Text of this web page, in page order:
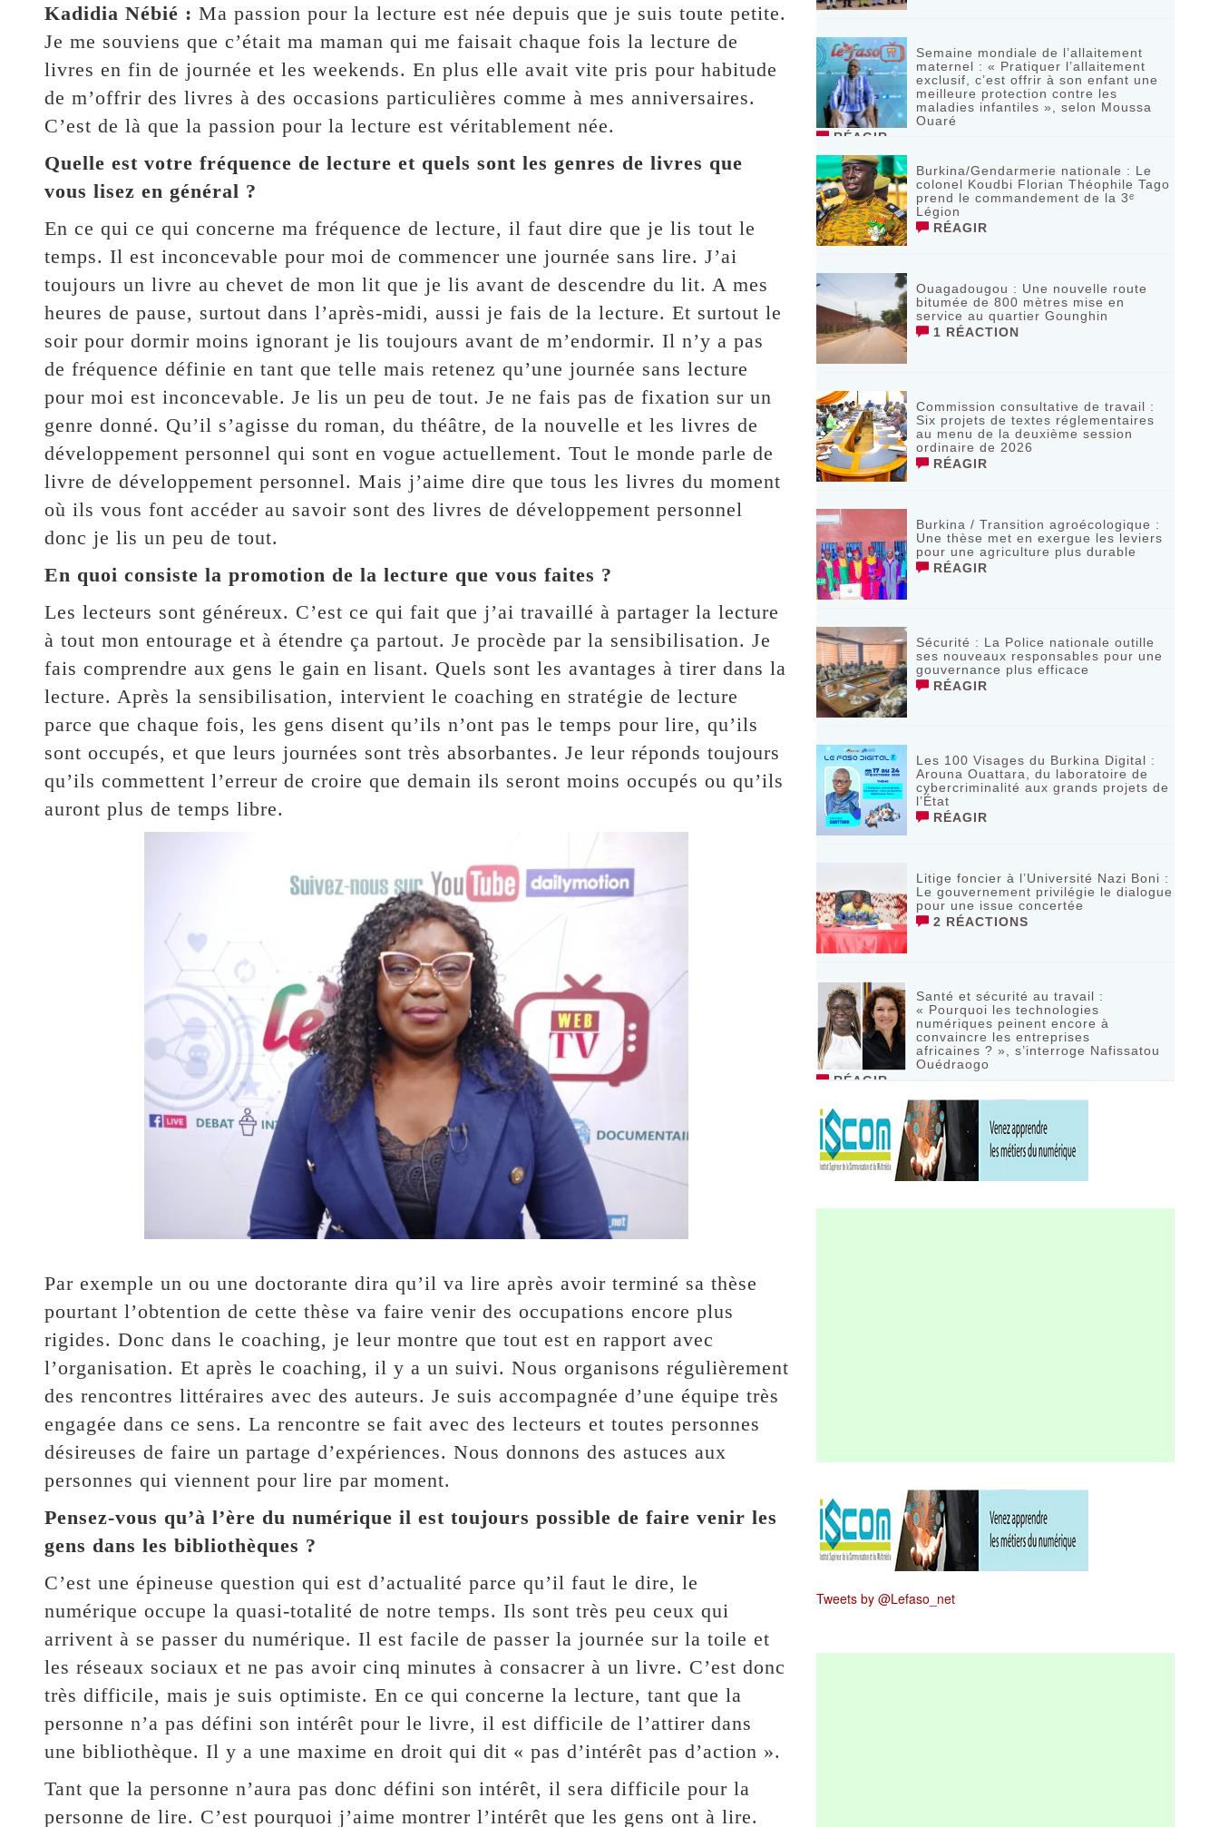
Kadidia Nébié : Ma passion pour la lecture est née depuis que je suis toute petite.
Je me souviens que c’était ma maman qui me faisait chaque fois la lecture de
livres en fin de journée et les weekends. En plus elle avait vite pris pour habitude
de m’offrir des livres à des occasions particulières comme à mes anniversaires.
C’est de là que la passion pour la lecture est véritablement née.
Quelle est votre fréquence de lecture et quels sont les genres de livres que
vous lisez en général ?
En ce qui ce qui concerne ma fréquence de lecture, il faut dire que je lis tout le
temps. Il est inconcevable pour moi de commencer une journée sans lire. J’ai
toujours un livre au chevet de mon lit que je lis avant de descendre du lit. A mes
heures de pause, surtout dans l’après-midi, aussi je fais de la lecture. Et surtout le
soir pour dormir moins ignorant je lis toujours avant de m’endormir. Il n’y a pas
de fréquence définie en tant que telle mais retenez qu’une journée sans lecture
pour moi est inconcevable. Je lis un peu de tout. Je ne fais pas de fixation sur un
genre donné. Qu’il s’agisse du roman, du théâtre, de la nouvelle et les livres de
développement personnel qui sont en vogue actuellement. Tout le monde parle de
livre de développement personnel. Mais j’aime dire que tous les livres du moment
où ils vous font accéder au savoir sont des livres de développement personnel
donc je lis un peu de tout.
En quoi consiste la promotion de la lecture que vous faites ?
Les lecteurs sont généreux. C’est ce qui fait que j’ai travaillé à partager la lecture
à tout mon entourage et à étendre ça partout. Je procède par la sensibilisation. Je
fais comprendre aux gens le gain en lisant. Quels sont les avantages à tirer dans la
lecture. Après la sensibilisation, intervient le coaching en stratégie de lecture
parce que chaque fois, les gens disent qu’ils n’ont pas le temps pour lire, qu’ils
sont occupés, et que leurs journées sont très absorbantes. Je leur réponds toujours
qu’ils commettent l’erreur de croire que demain ils seront moins occupés ou qu’ils
auront plus de temps libre.
Par exemple un ou une doctorante dira qu’il va lire après avoir terminé sa thèse
pourtant l’obtention de cette thèse va faire venir des occupations encore plus
rigides. Donc dans le coaching, je leur montre que tout est en rapport avec
l’organisation. Et après le coaching, il y a un suivi. Nous organisons régulièrement
des rencontres littéraires avec des auteurs. Je suis accompagnée d’une équipe très
engagée dans ce sens. La rencontre se fait avec des lecteurs et toutes personnes
désireuses de faire un partage d’expériences. Nous donnons des astuces aux
personnes qui viennent pour lire par moment.
Pensez-vous qu’à l’ère du numérique il est toujours possible de faire venir les
gens dans les bibliothèques ?
C’est une épineuse question qui est d’actualité parce qu’il faut le dire, le
numérique occupe la quasi-totalité de notre temps. Ils sont très peu ceux qui
arrivent à se passer du numérique. Il est facile de passer la journée sur la toile et
les réseaux sociaux et ne pas avoir cinq minutes à consacrer à un livre. C’est donc
très difficile, mais je suis optimiste. En ce qui concerne la lecture, tant que la
personne n’a pas défini son intérêt pour le livre, il est difficile de l’attirer dans
une bibliothèque. Il y a une maxime en droit qui dit « pas d’intérêt pas d’action ».
Tant que la personne n’aura pas donc défini son intérêt, il sera difficile pour la
personne de lire. C’est pourquoi j’aime montrer l’intérêt que les gens ont à lire.
Semaine mondiale de l’allaitement
maternel : « Pratiquer l’allaitement
exclusif, c’est offrir à son enfant une
meilleure protection contre les
maladies infantiles », selon Moussa
Ouaré
RÉAGIR
Burkina/Gendarmerie nationale : Le
colonel Koudbi Florian Théophile Tago
prend le commandement de la 3ᵉ
Légion
RÉAGIR
Ouagadougou : Une nouvelle route
bitumée de 800 mètres mise en
service au quartier Gounghin
1 RÉACTION
Commission consultative de travail :
Six projets de textes réglementaires
au menu de la deuxième session
ordinaire de 2026
RÉAGIR
Burkina / Transition agroécologique :
Une thèse met en exergue les leviers
pour une agriculture plus durable
RÉAGIR
Sécurité : La Police nationale outille
ses nouveaux responsables pour une
gouvernance plus efficace
RÉAGIR
Les 100 Visages du Burkina Digital :
Arouna Ouattara, du laboratoire de
cybercriminalité aux grands projets de
l’État
RÉAGIR
Litige foncier à l’Université Nazi Boni :
Le gouvernement privilégie le dialogue
pour une issue concertée
2 RÉACTIONS
Santé et sécurité au travail :
« Pourquoi les technologies
numériques peinent encore à
convaincre les entreprises
africaines ? », s’interroge Nafissatou
Ouédraogo
RÉAGIR
Tweets by @Lefaso_net